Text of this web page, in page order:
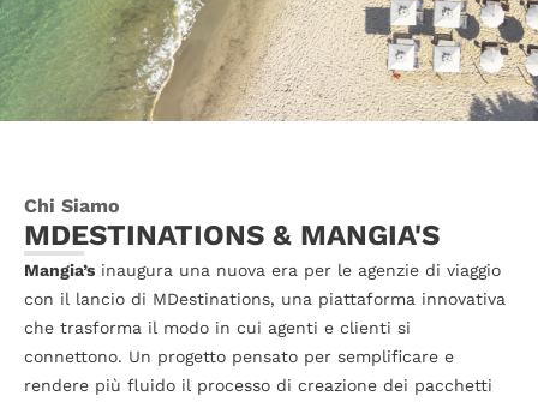
Chi Siamo
MDESTINATIONS & MANGIA'S
Mangia’s inaugura una nuova era per le agenzie di viaggio
con il lancio di MDestinations, una piattaforma innovativa
che trasforma il modo in cui agenti e clienti si
connettono. Un progetto pensato per semplificare e
rendere più fluido il processo di creazione dei pacchetti